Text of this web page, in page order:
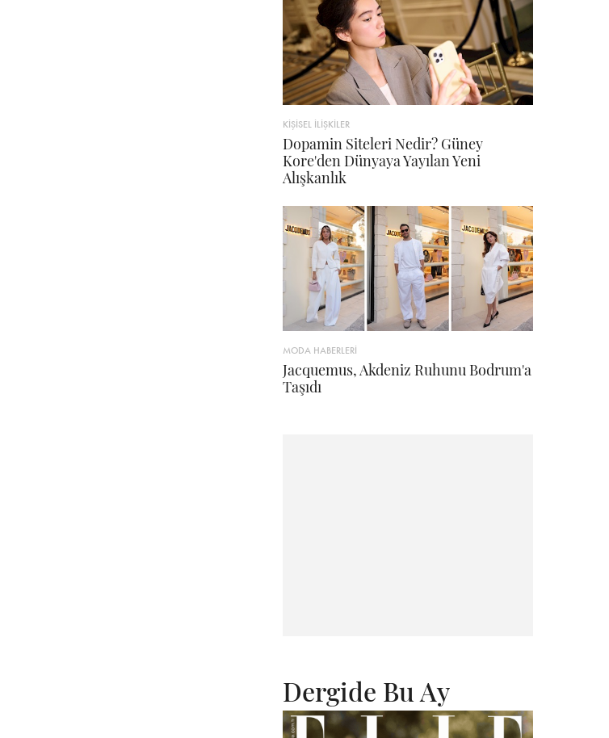
KİŞİSEL İLİŞKİLER
Dopamin Siteleri Nedir? Güney
Kore'den Dünyaya Yayılan Yeni
Alışkanlık
MODA HABERLERİ
Jacquemus, Akdeniz Ruhunu Bodrum'a
Taşıdı
Dergide Bu Ay